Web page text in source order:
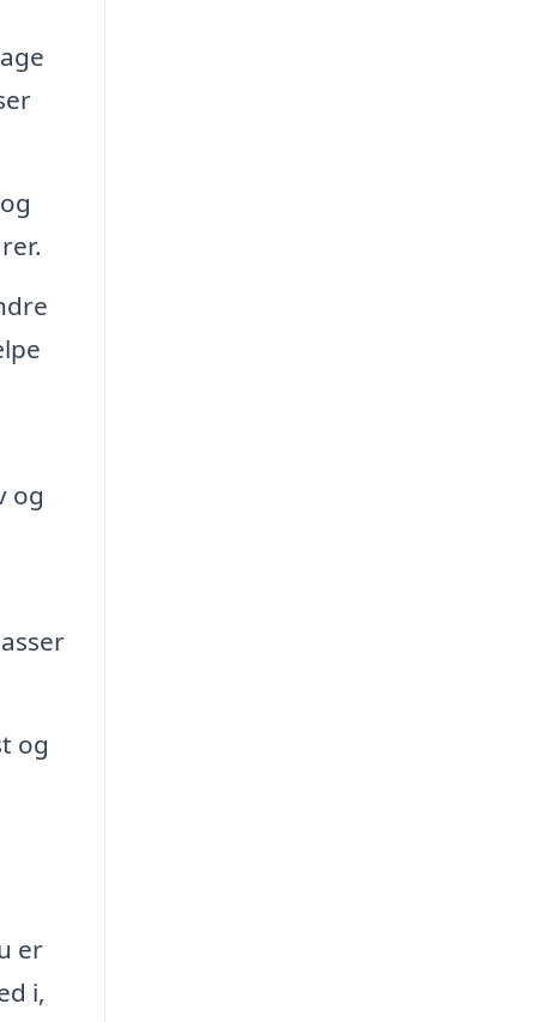
og
og
er
i,